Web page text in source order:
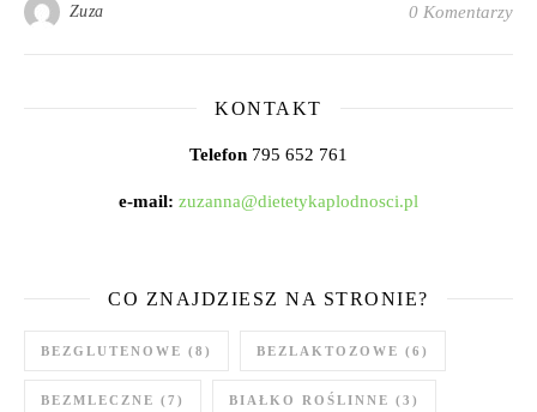
Zuza 0 Komentarzy
KONTAKT
Telefon 795 652 761
e-mail: zuzanna@dietetykaplodnosci.pl
CO ZNAJDZIESZ NA STRONIE?
BEZGLUTENOWE (8) BEZLAKTOZOWE (6)
BEZMLECZNE (7) BIAŁKO ROŚLINNE (3)